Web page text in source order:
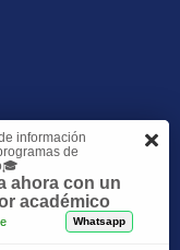
información
de
ahora con un
académico
Whatsapp